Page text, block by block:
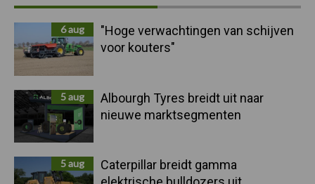
Sidebar
6 aug
"Hoge verwachtingen van schijven
voor kouters"
5 aug
Albourgh Tyres breidt uit naar
nieuwe marktsegmenten
5 aug
Caterpillar breidt gamma